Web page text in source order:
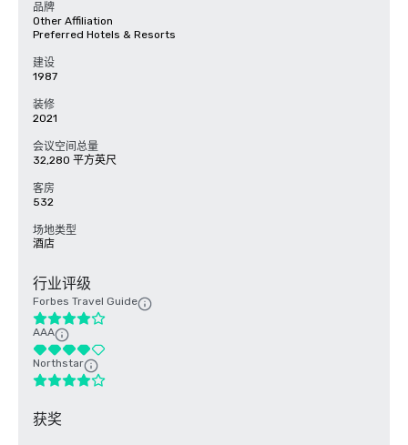
品牌
Other Affiliation
Preferred Hotels & Resorts
建设
1987
装修
2021
会议空间总量
32,280 平方英尺
客房
532
场地类型
酒店
行业评级
Forbes Travel Guide
AAA
Northstar
获奖